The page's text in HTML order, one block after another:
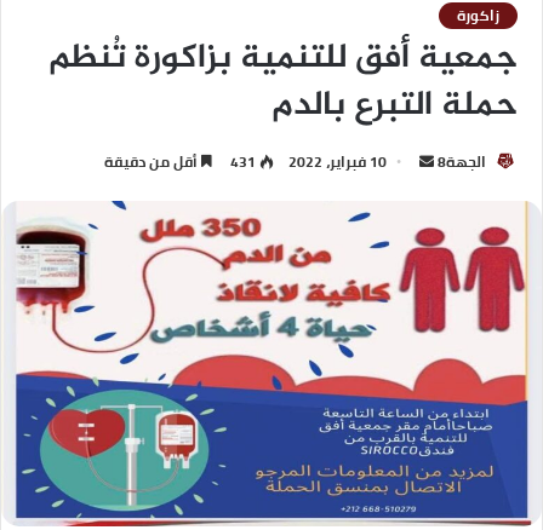
زاكورة
جمعية أفق للتنمية بزاكورة تُنظم
حملة التبرع بالدم
الجهة8 10 فبراير، 2022 431 أقل من دقيقة